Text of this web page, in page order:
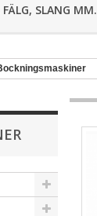
FÄLG, SLANG MM.